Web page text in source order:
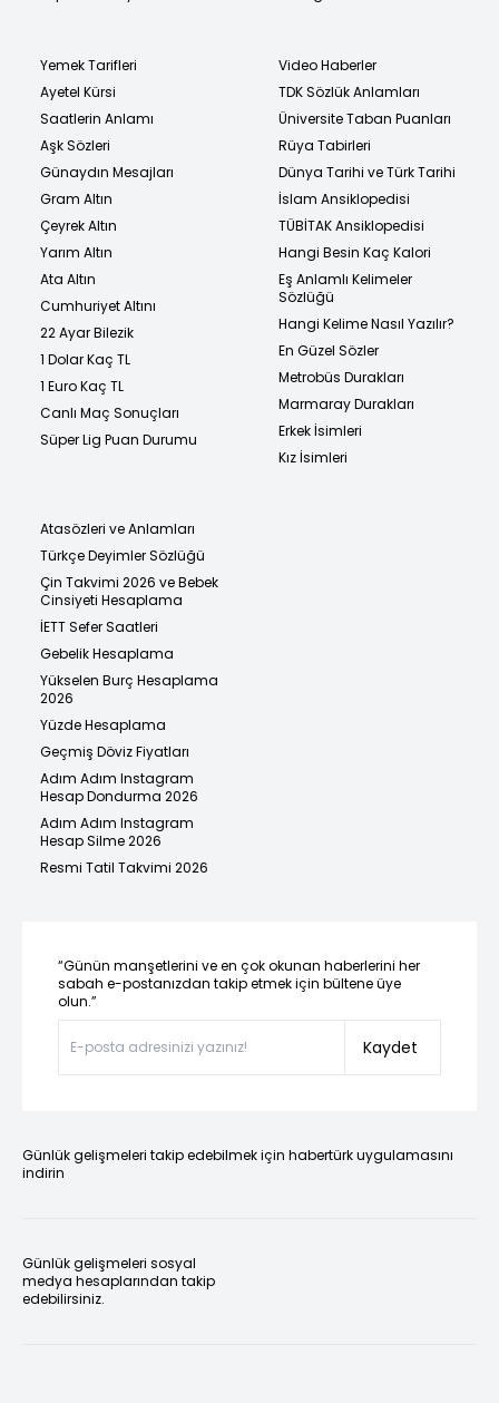
Yemek Tarifleri
Ayetel Kürsi
Saatlerin Anlamı
Aşk Sözleri
Günaydın Mesajları
Gram Altın
Çeyrek Altın
Yarım Altın
Ata Altın
Cumhuriyet Altını
22 Ayar Bilezik
1 Dolar Kaç TL
1 Euro Kaç TL
Canlı Maç Sonuçları
Süper Lig Puan Durumu
Video Haberler
TDK Sözlük Anlamları
Üniversite Taban Puanları
Rüya Tabirleri
Dünya Tarihi ve Türk Tarihi
İslam Ansiklopedisi
TÜBİTAK Ansiklopedisi
Hangi Besin Kaç Kalori
Eş Anlamlı Kelimeler
Sözlüğü
Hangi Kelime Nasıl Yazılır?
En Güzel Sözler
Metrobüs Durakları
Marmaray Durakları
Erkek İsimleri
Kız İsimleri
Atasözleri ve Anlamları
Türkçe Deyimler Sözlüğü
Çin Takvimi 2026 ve Bebek
Cinsiyeti Hesaplama
İETT Sefer Saatleri
Gebelik Hesaplama
Yükselen Burç Hesaplama
2026
Yüzde Hesaplama
Geçmiş Döviz Fiyatları
Adım Adım Instagram
Hesap Dondurma 2026
Adım Adım Instagram
Hesap Silme 2026
Resmi Tatil Takvimi 2026
“Günün manşetlerini ve en çok okunan haberlerini her
sabah e-postanızdan takip etmek için bültene üye
olun.”
Kaydet
Günlük gelişmeleri takip edebilmek için habertürk uygulamasını
indirin
Günlük gelişmeleri sosyal
medya hesaplarından takip
edebilirsiniz.